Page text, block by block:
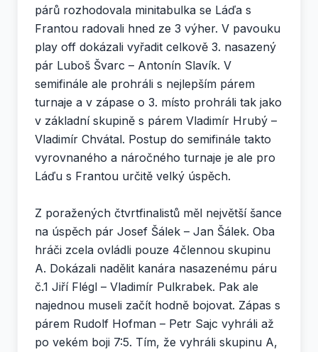
párů rozhodovala minitabulka se Láďa s
Frantou radovali hned ze 3 výher. V pavouku
play off dokázali vyřadit celkově 3. nasazený
pár Luboš Švarc – Antonín Slavík. V
semifinále ale prohráli s nejlepším párem
turnaje a v zápase o 3. místo prohráli tak jako
v základní skupině s párem Vladimír Hrubý –
Vladimír Chvátal. Postup do semifinále takto
vyrovnaného a náročného turnaje je ale pro
Láďu s Frantou určitě velký úspěch.
Z poražených čtvrtfinalistů měl největší šance
na úspěch pár Josef Šálek – Jan Šálek. Oba
hráči zcela ovládli pouze 4člennou skupinu
A. Dokázali nadělit kanára nasazenému páru
č.1 Jiří Flégl – Vladimír Pulkrabek. Pak ale
najednou museli začít hodně bojovat. Zápas s
párem Rudolf Hofman – Petr Sajc vyhráli až
po vekém boji 7:5. Tím, že vyhráli skupinu A,